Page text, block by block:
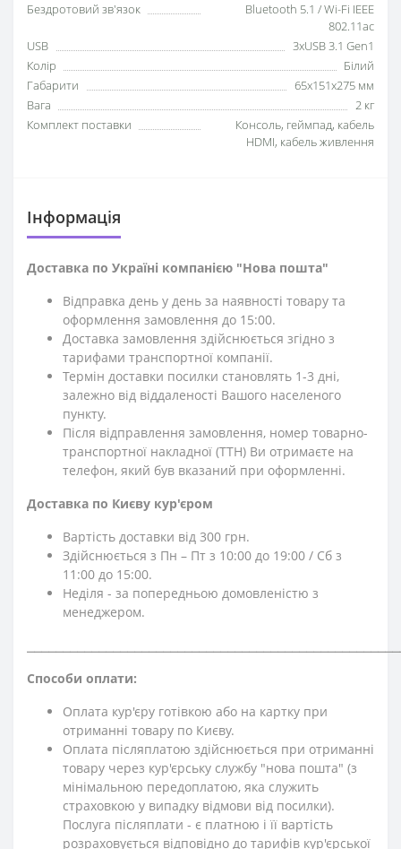
Бездротовий зв'язок
Bluetooth 5.1 / Wi-Fi IEEE
802.11ac
USB
3xUSB 3.1 Gen1
Колір
Білий
Габарити
65x151x275 мм
Вага
2 кг
Комплект поставки
Консоль, геймпад, кабель
HDMI, кабель живлення
Iнформація
Доставка по Україні компанією "Нова пошта"
Відправка день у день за наявності товару та
оформлення замовлення до 15:00.
Доставка замовлення здійснюється згідно з
тарифами транспортної компанії.
Термін доставки посилки становлять 1-3 дні,
залежно від віддаленості Вашого населеного
пункту.
Після відправлення замовлення, номер товарно-
транспортної накладної (ТТН) Ви отримаєте на
телефон, який був вказаний при оформленні.
Доставка по Києву кур'єром
Вартість доставки від 300 грн.
Здійснюється з Пн – Пт з 10:00 до 19:00 / Сб з
11:00 до 15:00.
Неділя - за попередньою домовленістю з
менеджером.
Способи оплати:
Оплата кур'єру готівкою або на картку при
отриманні товару по Києву.
Оплата післяплатою здійснюється при отриманні
товару через кур'єрську службу "нова пошта" (з
мінімальною передоплатою, яка служить
страховкою у випадку відмови від посилки).
Послуга післяплати - є платною і її вартість
розраховується відповідно до тарифів кур'єрської